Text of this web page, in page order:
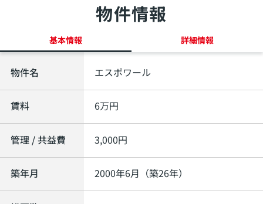
物件情報
基本情報 詳細情報
物件名 エスポワール
賃料 6万円
管理 / 共益費 3,000円
築年月 2000年6月（築26年）